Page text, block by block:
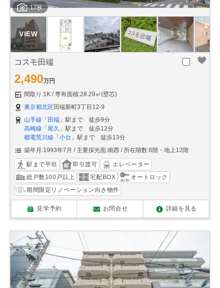
17枚
コスモ田端
2,490万円
間取り:1K
専有面積:28.29㎡(壁芯)
東京都北区田端新町3丁目12-9
山手線 「田端 」駅まで 徒歩9分
高崎線 「尾久 」駅まで 徒歩12分
都電荒川線 「小台 」駅まで 徒歩13分
築年月:1993年7月
主要採光面:南西 所在階数:6階・地上12階
駅まで平坦 即引渡可
エレベーター
総戸数100戸以上
宅配BOX
オートロック
期間限定リノベーション向き物件
見学予約 お問合せ 詳細を見る